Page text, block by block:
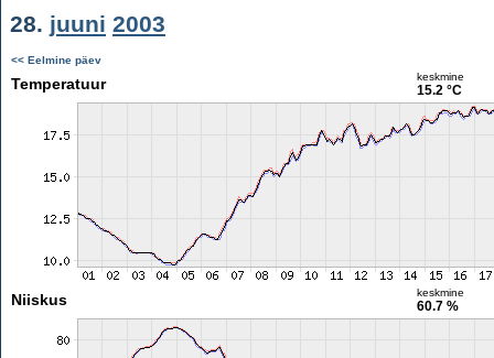
28. juuni 2003
<< Eelmine päev
Temperatuur keskmine
15.2 °C
Niiskus keskmine
60.7 %